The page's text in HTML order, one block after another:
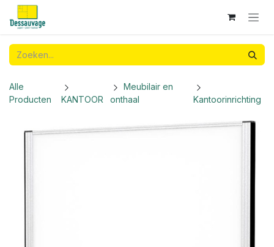
Overslaan naar inhoud
Alle
Producten
KANTOOR
Meubilair en
onthaal
Kantoorinrichting